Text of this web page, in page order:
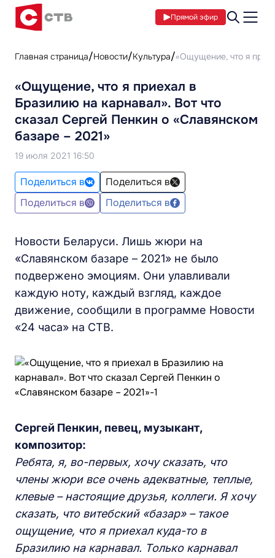
Прямой эфир
Главная страница Новости Культура «Ощущение, что я
«Ощущение, что я приехал в
Бразилию на карнавал». Вот что
сказал Сергей Пенкин о «Славянском
базаре – 2021»
19 июля 2021 16:50
Поделиться в
Поделиться в
Поделиться в
Поделиться в
Новости Беларуси. Лишь жюри на
«Славянском базаре – 2021» не было
подвержено эмоциям. Они улавливали
каждую ноту, каждый взгляд, каждое
движение, сообщили в программе Новости
«24 часа» на СТВ.
Сергей Пенкин, певец, музыкант,
композитор:
Ребята, я, во-первых, хочу сказать, что
члены жюри все очень адекватные, теплые,
клевые – настоящие друзья, коллеги. Я хочу
сказать, что витебский «базар» – такое
ощущение, что я приехал куда-то в
Бразилию на карнавал. Только карнавал